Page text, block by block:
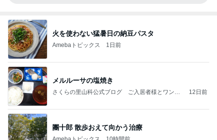
火を使わない猛暑日の納豆パスタ
Amebaトピックス 1日前
メルルーサの塩焼き
さくらの里山科公式ブログ ご入居者様とワンち
12日前
團十郎 散歩おえて向かう治療